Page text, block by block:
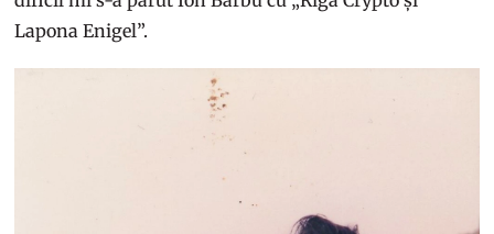
Lapona Enigel”.